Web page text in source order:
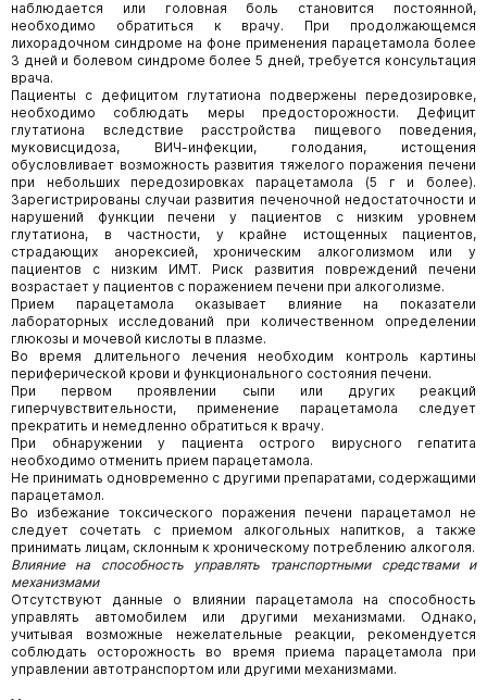
наблюдается или головная боль становится постоянной,
необходимо обратиться к врачу. При продолжающемся
лихорадочном синдроме на фоне применения парацетамола более
3 дней и болевом синдроме более 5 дней, требуется консультация
врача.
Пациенты с дефицитом глутатиона подвержены передозировке,
необходимо соблюдать меры предосторожности. Дефицит
глутатиона вследствие расстройства пищевого поведения,
муковисцидоза, ВИЧ-инфекции, голодания, истощения
обусловливает возможность развития тяжелого поражения печени
при небольших передозировках парацетамола (5 г и более).
Зарегистрированы случаи развития печеночной недостаточности и
нарушений функции печени у пациентов с низким уровнем
глутатиона, в частности, у крайне истощенных пациентов,
страдающих анорексией, хроническим алкоголизмом или у
пациентов с низким ИМТ. Риск развития повреждений печени
возрастает у пациентов с поражением печени при алкоголизме.
Прием парацетамола оказывает влияние на показатели
лабораторных исследований при количественном определении
глюкозы и мочевой кислоты в плазме.
Во время длительного лечения необходим контроль картины
периферической крови и функционального состояния печени.
При первом проявлении сыпи или других реакций
гиперчувствительности, применение парацетамола следует
прекратить и немедленно обратиться к врачу.
При обнаружении у пациента острого вирусного гепатита
необходимо отменить прием парацетамола.
Не принимать одновременно с другими препаратами, содержащими
парацетамол.
Во избежание токсического поражения печени парацетамол не
следует сочетать с приемом алкогольных напитков, а также
принимать лицам, склонным к хроническому потреблению алкоголя.
Влияние на способность управлять транспортными средствами и
механизмами
Отсутствуют данные о влиянии парацетамола на способность
управлять автомобилем или другими механизмами. Однако,
учитывая возможные нежелательные реакции, рекомендуется
соблюдать осторожность во время приема парацетамола при
управлении автотранспортом или другими механизмами.